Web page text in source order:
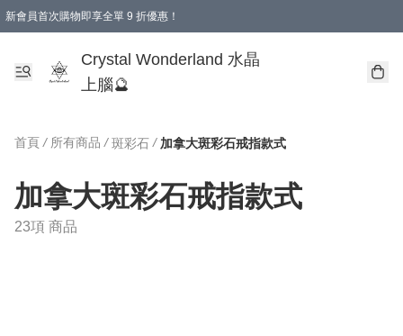
新會員首次購物即享全單 9 折優惠！
Crystal Wonderland 水晶
上腦🔮
首頁 / 所有商品 / 斑彩石 / 加拿大斑彩石戒指款式
加拿大斑彩石戒指款式
23項 商品